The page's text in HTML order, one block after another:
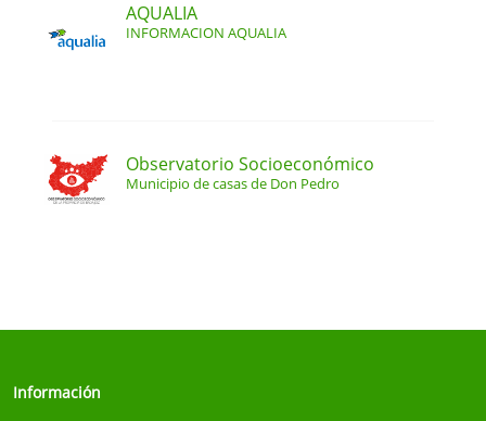
AQUALIA
INFORMACION AQUALIA
Observatorio Socioeconómico
Municipio de casas de Don Pedro
Información